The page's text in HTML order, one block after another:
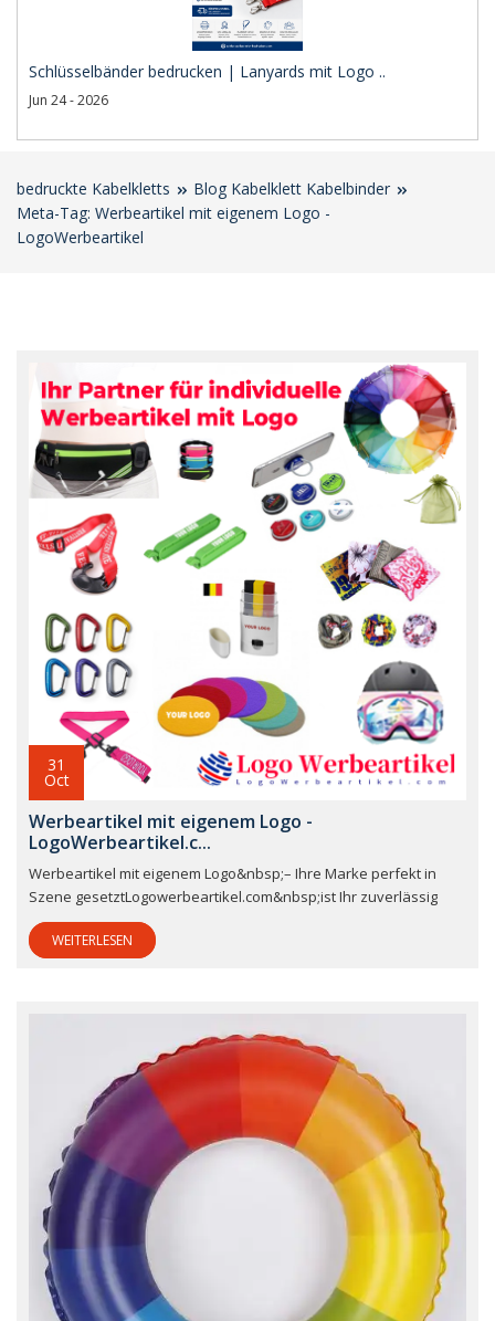
Schlüsselbänder bedrucken | Lanyards mit Logo ..
Jun 24 - 2026
bedruckte Kabelkletts
Blog Kabelklett Kabelbinder
Meta-Tag: Werbeartikel mit eigenem Logo -
LogoWerbeartikel
31
Oct
Werbeartikel mit eigenem Logo -
LogoWerbeartikel.c...
Werbeartikel mit eigenem Logo&nbsp;– Ihre Marke perfekt in
Szene gesetztLogowerbeartikel.com&nbsp;ist Ihr zuverlässig
WEITERLESEN